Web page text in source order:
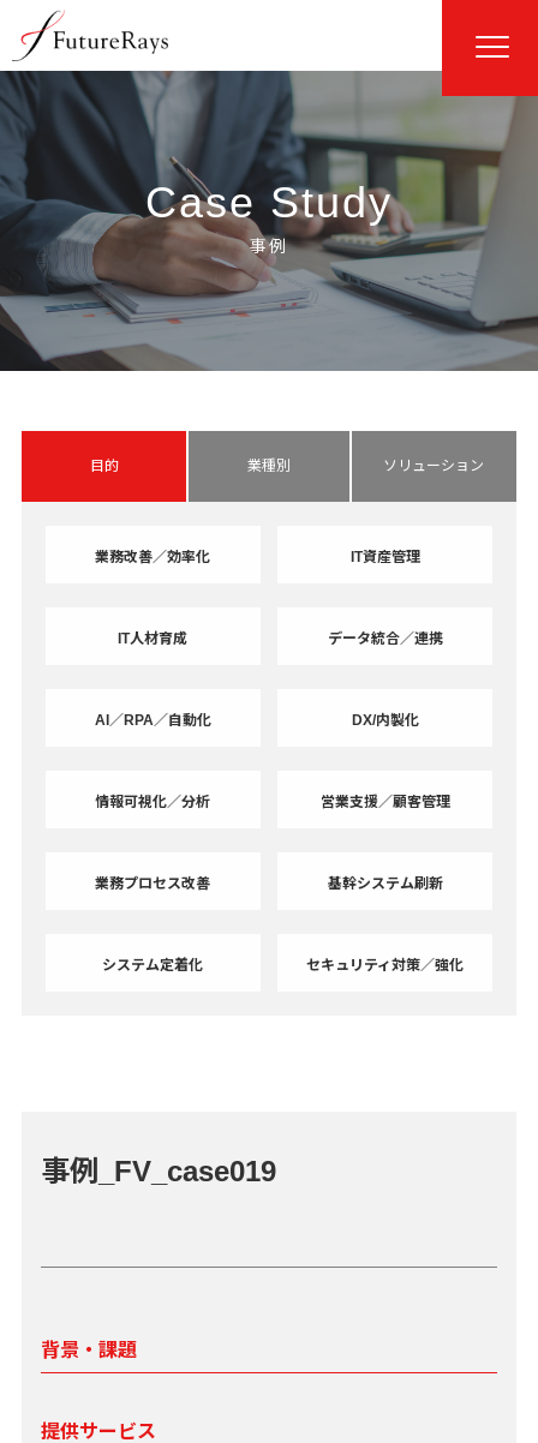
Case Study
目的 業種別 ソリューション
業務改善／効率化 IT資産管理
IT人材育成 データ統合／連携
AI／RPA／自動化 DX/内製化
情報可視化／分析 営業支援／顧客管理
業務プロセス改善 基幹システム刷新
システム定着化 セキュリティ対策／強化
事例_FV_case019
背景・課題
提供サービス